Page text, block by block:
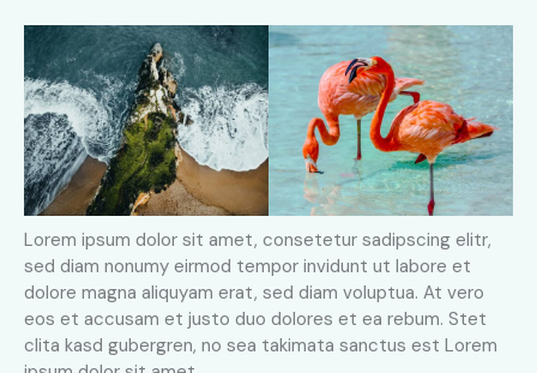
Lorem ipsum dolor sit amet, consetetur sadipscing elitr,
sed diam nonumy eirmod tempor invidunt ut labore et
dolore magna aliquyam erat, sed diam voluptua. At vero
eos et accusam et justo duo dolores et ea rebum. Stet
clita kasd gubergren, no sea takimata sanctus est Lorem